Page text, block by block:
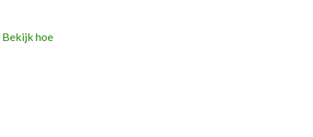
Bekijk hoe